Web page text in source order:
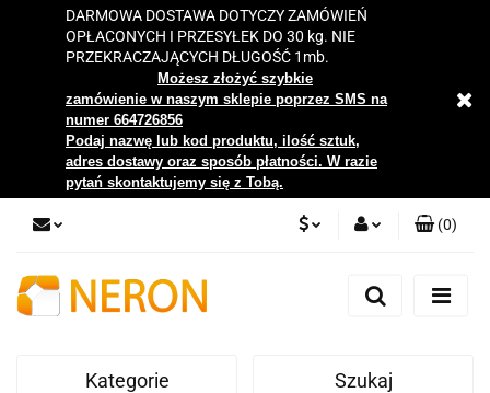
DARMOWA DOSTAWA DOTYCZY ZAMÓWIEŃ
OPŁACONYCH I PRZESYŁEK DO 30 kg. NIE
PRZEKRACZAJĄCYCH DŁUGOŚĆ 1mb.
Możesz złożyć szybkie
zamówienie w naszym sklepie poprzez SMS na
numer 664726856
Podaj nazwę lub kod produktu, ilość sztuk,
adres dostawy oraz sposób płatności. W razie
pytań skontaktujemy się z Tobą.
Zaloguj się
Zgody cookies
(0)
Kategorie Szukaj